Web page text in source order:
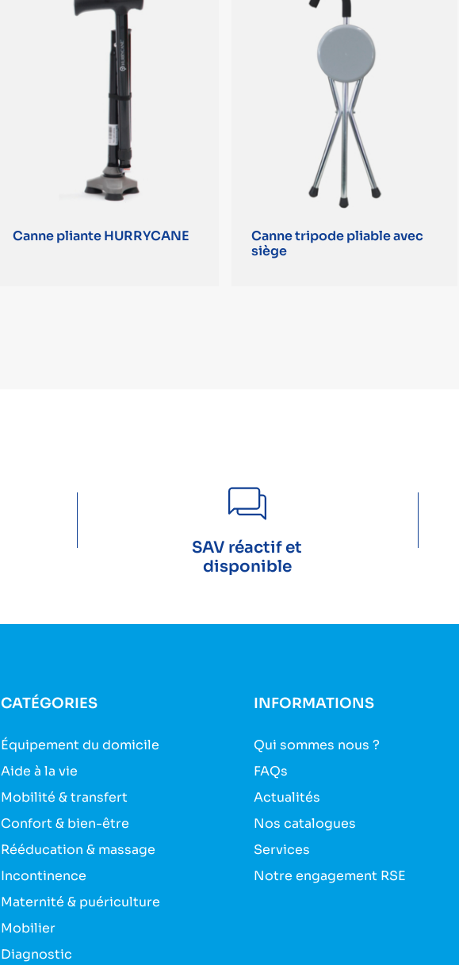
Canne pliante HURRYCANE
Canne tripode pliable avec
siège
SAV réactif et
disponible
CATÉGORIES
Équipement du domicile
Aide à la vie
Mobilité & transfert
Confort & bien-être
Rééducation & massage
Incontinence
Maternité & puériculture
Mobilier
Diagnostic
INFORMATIONS
Qui sommes nous ?
FAQs
Actualités
Nos catalogues
Services
Notre engagement RSE